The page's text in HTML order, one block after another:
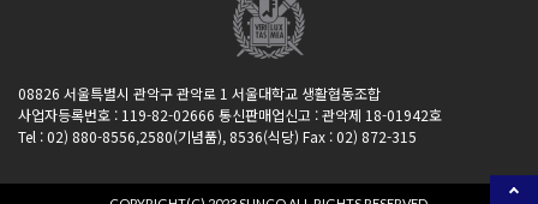
08826 서울특별시 관악구 관악로 1 서울대학교 생활협동조합
사업자등록번호 : 119-82-02666 통신판매업신고 : 관악제 18-01942호
Tel : 02) 880-8556,2580(기념품), 8536(식당) Fax : 02) 872-315